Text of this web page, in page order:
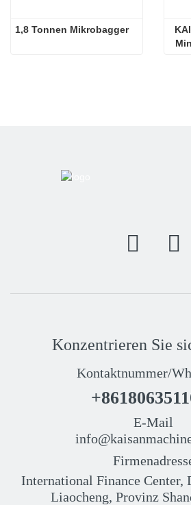
1,8 Tonnen Mikrobagger
Konzentrieren Sie
Kontaktnummer/
E-Mail
International Finance Center,
Liaocheng, Provinz